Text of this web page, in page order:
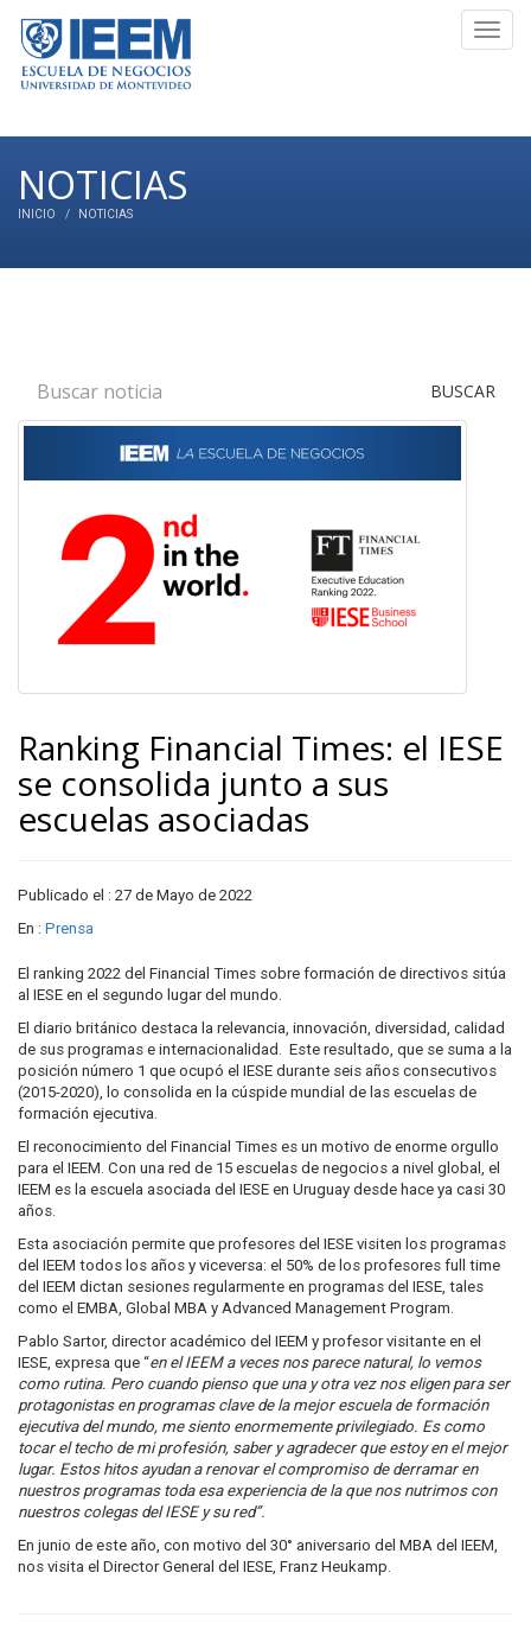
NOTICIAS
INICIO NOTICIAS
BUSCAR
Ranking Financial Times: el IESE
se consolida junto a sus
escuelas asociadas
Publicado el : 27 de Mayo de 2022
En : Prensa
El ranking 2022 del Financial Times sobre formación de directivos sitúa
al IESE en el segundo lugar del mundo.
El diario británico destaca la relevancia, innovación, diversidad, calidad
de sus programas e internacionalidad. Este resultado, que se suma a la
posición número 1 que ocupó el IESE durante seis años consecutivos
(2015-2020), lo consolida en la cúspide mundial de las escuelas de
formación ejecutiva.
El reconocimiento del Financial Times es un motivo de enorme orgullo
para el IEEM. Con una red de 15 escuelas de negocios a nivel global, el
IEEM es la escuela asociada del IESE en Uruguay desde hace ya casi 30
años.
Esta asociación permite que profesores del IESE visiten los programas
del IEEM todos los años y viceversa: el 50% de los profesores full time
del IEEM dictan sesiones regularmente en programas del IESE, tales
como el EMBA, Global MBA y Advanced Management Program.
Pablo Sartor, director académico del IEEM y profesor visitante en el
IESE, expresa que “en el IEEM a veces nos parece natural, lo vemos
como rutina. Pero cuando pienso que una y otra vez nos eligen para ser
protagonistas en programas clave de la mejor escuela de formación
ejecutiva del mundo, me siento enormemente privilegiado. Es como
tocar el techo de mi profesión, saber y agradecer que estoy en el mejor
lugar. Estos hitos ayudan a renovar el compromiso de derramar en
nuestros programas toda esa experiencia de la que nos nutrimos con
nuestros colegas del IESE y su red”.
En junio de este año, con motivo del 30° aniversario del MBA del IEEM,
nos visita el Director General del IESE, Franz Heukamp.